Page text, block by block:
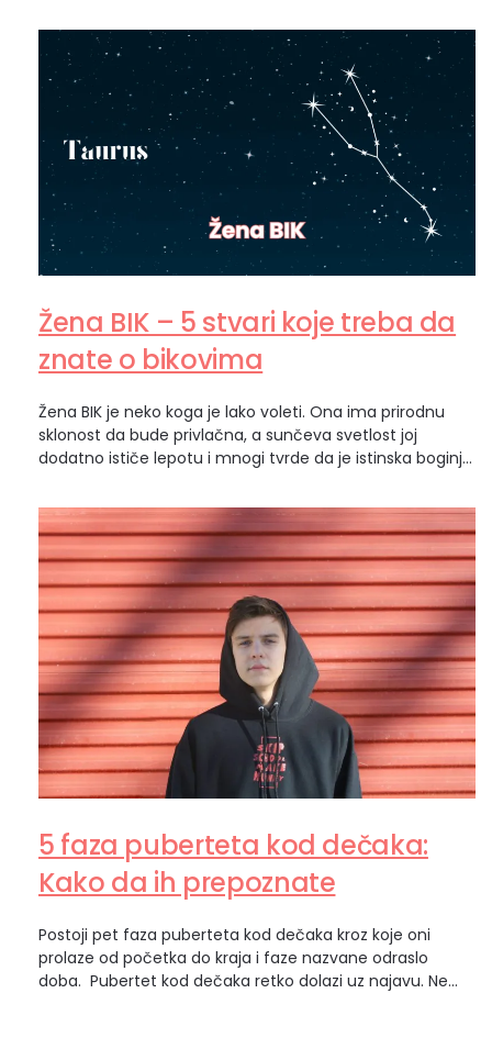
Lubenica je jedno od omiljenih letnjih osveženja. Sočna
je, slatka, sadrži malo kalorija i čak više od…
Žena BIK – 5 stvari koje treba da
znate o bikovima
Žena BIK je neko koga je lako voleti. Ona ima prirodnu
sklonost da bude privlačna, a sunčeva svetlost joj
dodatno ističe lepotu i mnogi tvrde da je istinska boginja.
zemljani znak zodijaka i metaforički, ona je trava koja se
pojavljuje posle zime. Kakva je žena BIK?…
5 faza puberteta kod dečaka:
Kako da ih prepoznate
Postoji pet faza puberteta kod dečaka kroz koje oni
prolaze od početka do kraja i faze nazvane odraslo
doba. Pubertet kod dečaka retko dolazi uz najavu. Ne